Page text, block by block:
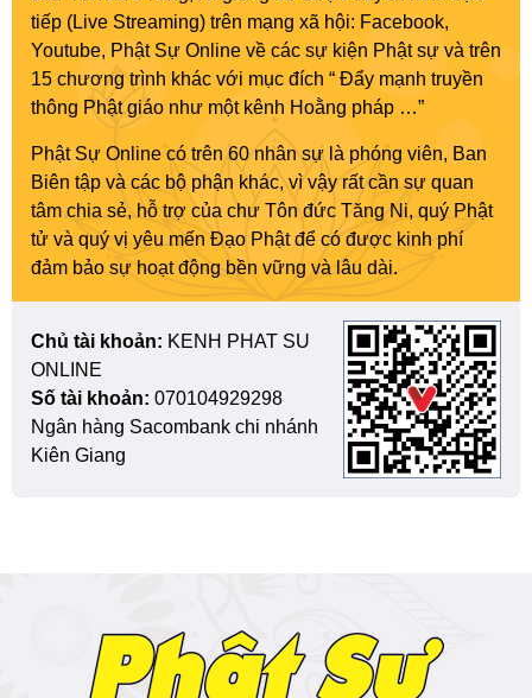
tiếp (Live Streaming) trên mạng xã hội: Facebook,
Youtube, Phật Sự Online về các sự kiện Phật sự và trên
15 chương trình khác với mục đích “ Đẩy mạnh truyền
thông Phật giáo như một kênh Hoằng pháp …”
Phật Sự Online có trên 60 nhân sự là phóng viên, Ban
Biên tập và các bộ phận khác, vì vậy rất cần sự quan
tâm chia sẻ, hỗ trợ của chư Tôn đức Tăng Ni, quý Phật
tử và quý vị yêu mến Đạo Phật để có được kinh phí
đảm bảo sự hoạt động bền vững và lâu dài.
Chủ tài khoản: KENH PHAT SU
ONLINE
Số tài khoản: 070104929298
Ngân hàng Sacombank chi nhánh
Kiên Giang